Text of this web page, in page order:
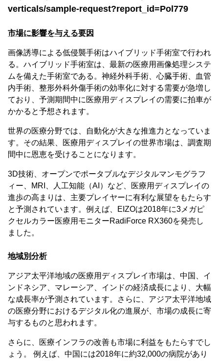
verticals/sample-request?report_id=Pol779
市場に影響を与える要因
画像誘導による低侵襲手術はハイブリッド手術室で行われ
る。ハイブリッド手術室は、最新の医療用画像処理システ
ムを備えた手術室である。神経外科手術、心臓手術、血管
内手術、整形外科外傷手術の効率化に対する需要が急増し
ており、予測期間中に医療用ディスプレイの需要に拍車が
かかると予想されます。
世界の医療分野では、自動化が大きな推進力となっていま
す。その結果、医療用ディスプレイの世界市場は、調査期
間中に恩恵を受けることになります。
3D技術、オープンでポータブルなデジタルマンモグラフ
ィー、MRI、人工知能（AI）など、医療用ディスプレイの
進歩の高まりは、主要プレイヤーに有利な展望をもたらす
と予測されています。例えば、EIZOは2018年に3メガピ
クセルカラー医療用モニターRadiForce RX360を発売し
ました。
地域別分析
アジア太平洋地域の医療用ディスプレイ市場は、中国、イ
ンドネシア、マレーシア、インドの経済成長により、大幅
な成長率が予測されています。さらに、アジア太平洋地域
の医療分野におけるデジタル化の進展が、市場の成長に寄
与するものと思われます。
さらに、医療インフラの改善も市場に利益をもたらすでし
ょう。 例えば、中国には2018年に約32,000の病院があり